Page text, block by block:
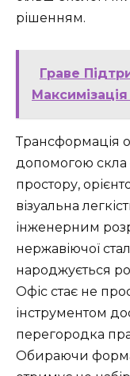
рішенням.
Граве
Трансформація
допомогою
простору,
візуальна
інженерним
нержавіючої
народжується
Офіс стає не
інструментом
перегородка
Обираючи формат